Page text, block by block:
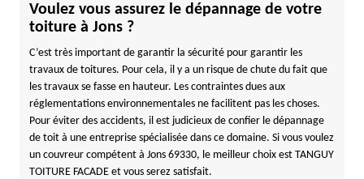
Voulez vous assurez le dépannage de votre
toiture à Jons ?
C’est très important de garantir la sécurité pour garantir les
travaux de toitures. Pour cela, il y a un risque de chute du fait que
les travaux se fasse en hauteur. Les contraintes dues aux
réglementations environnementales ne facilitent pas les choses.
Pour éviter des accidents, il est judicieux de confier le dépannage
de toit à une entreprise spécialisée dans ce domaine. Si vous voulez
un couvreur compétent à Jons 69330, le meilleur choix est TANGUY
TOITURE FACADE et vous serez satisfait.